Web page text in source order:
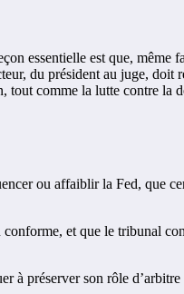
essentielle est que, même
du président au juge, doit
tout comme la lutte contre la
ou affaiblir la Fed, que
et que le tribunal
préserver son rôle